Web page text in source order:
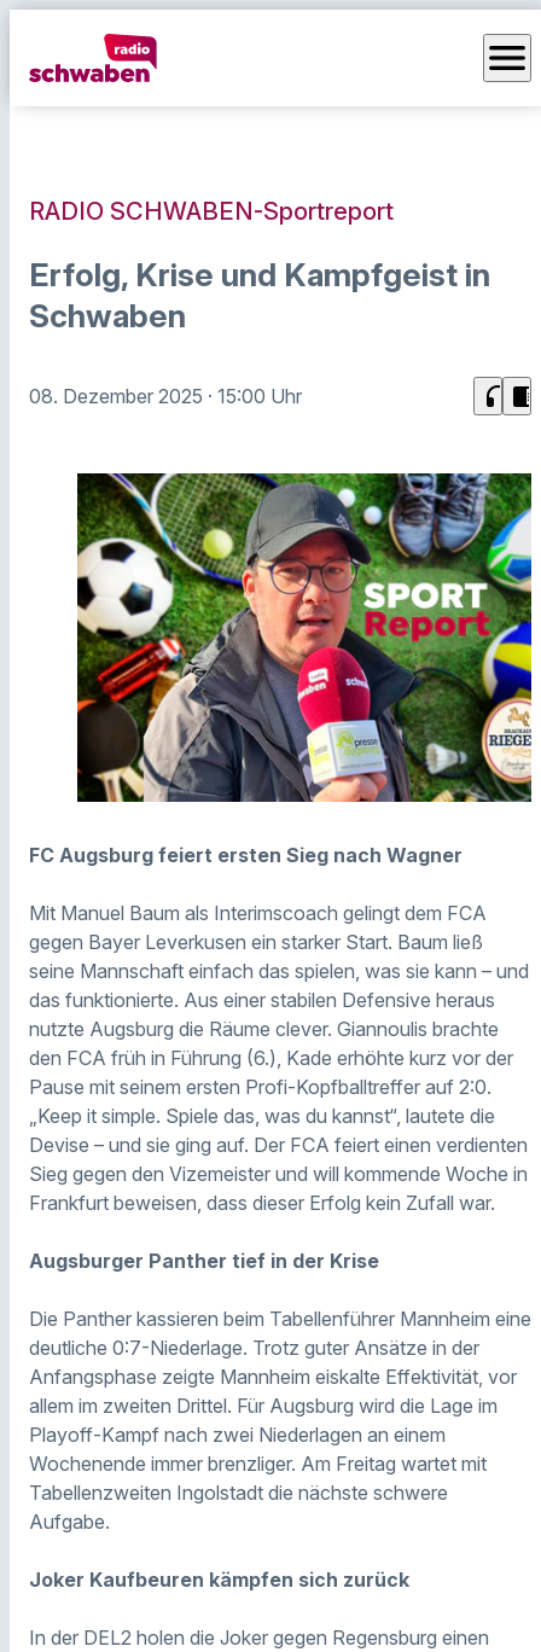
menu
RADIO SCHWABEN-Sportreport
Erfolg, Krise und Kampfgeist in
Schwaben
08. Dezember 2025 · 15:00 Uhr headphones chrome_reader_mode
FC Augsburg feiert ersten Sieg nach Wagner
Mit Manuel Baum als Interimscoach gelingt dem FCA
gegen Bayer Leverkusen ein starker Start. Baum ließ
seine Mannschaft einfach das spielen, was sie kann – und
das funktionierte. Aus einer stabilen Defensive heraus
nutzte Augsburg die Räume clever. Giannoulis brachte
den FCA früh in Führung (6.), Kade erhöhte kurz vor der
Pause mit seinem ersten Profi-Kopfballtreffer auf 2:0.
„Keep it simple. Spiele das, was du kannst“, lautete die
Devise – und sie ging auf. Der FCA feiert einen verdienten
Sieg gegen den Vizemeister und will kommende Woche in
Frankfurt beweisen, dass dieser Erfolg kein Zufall war.
Augsburger Panther tief in der Krise
Die Panther kassieren beim Tabellenführer Mannheim eine
deutliche 0:7-Niederlage. Trotz guter Ansätze in der
Anfangsphase zeigte Mannheim eiskalte Effektivität, vor
allem im zweiten Drittel. Für Augsburg wird die Lage im
Playoff-Kampf nach zwei Niederlagen an einem
Wochenende immer brenzliger. Am Freitag wartet mit
Tabellenzweiten Ingolstadt die nächste schwere
Aufgabe.
Joker Kaufbeuren kämpfen sich zurück
In der DEL2 holen die Joker gegen Regensburg einen